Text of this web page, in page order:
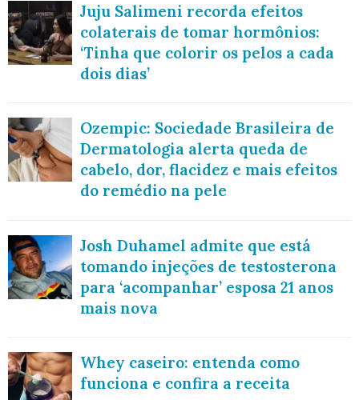
Juju Salimeni recorda efeitos
colaterais de tomar hormônios:
‘Tinha que colorir os pelos a cada
dois dias’
Ozempic: Sociedade Brasileira de
Dermatologia alerta queda de
cabelo, dor, flacidez e mais efeitos
do remédio na pele
Josh Duhamel admite que está
tomando injeções de testosterona
para ‘acompanhar’ esposa 21 anos
mais nova
Whey caseiro: entenda como
funciona e confira a receita